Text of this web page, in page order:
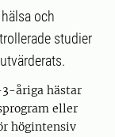
och
studier
åriga hästar
eller
högintensiv